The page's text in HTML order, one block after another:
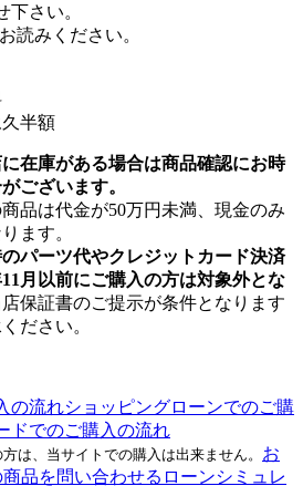
さい。
読みください。
半額
在庫がある場合は商品確認にお時
ございます。
品は代金が50万円未満、現金のみ
ます。
パーツ代やクレジットカード決済
月以前にご購入の方は対象外とな
店保証書のご提示が条件となります
ださい。
の流れショッピングローンでのご購
ドでのご購入の流れ
は、当サイトでの購入は出来ません。 お
商品を問い合わせる ローンシミュレ